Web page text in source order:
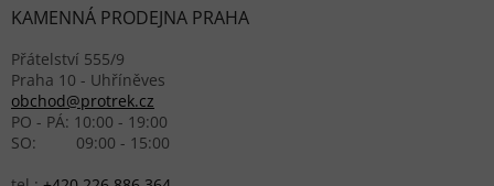
KAMENNÁ PRODEJNA PRAHA
Přátelství 555/9
Praha 10 - Uhříněves
obchod@protrek.cz
PO - PÁ: 10:00 - 19:00
SO: 09:00 - 15:00